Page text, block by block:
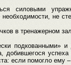
силовыми
не
в тренажерном
подкованными»
добившегося
если помогло ему